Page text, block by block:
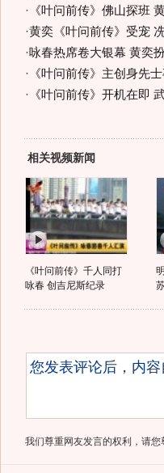
· 《叶问前传》佛山探班
·黄奕《叶问前传》受宠
·咏春热席卷大银幕 黄奕
· 《叶问前传》主创身先
· 《叶问前传》开机在即
相关视频新闻
《叶问前传》千人同打
咏春 创吉尼斯纪录
我们尊重网友发言的权利，请您